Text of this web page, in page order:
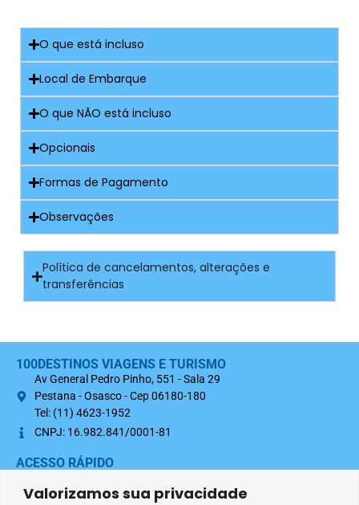
Valorizamos sua privacidade
O que está incluso
Local de Embarque
O que NÃO está incluso
Opcionais
Formas de Pagamento
Observações
Política de cancelamentos, alterações e
transferências
100DESTINOS VIAGENS E TURISMO
Av General Pedro Pinho, 551 - Sala 29
Pestana - Osasco - Cep 06180-180
Tel: (11) 4623-1952
CNPJ: 16.982.841/0001-81
ACESSO RÁPIDO